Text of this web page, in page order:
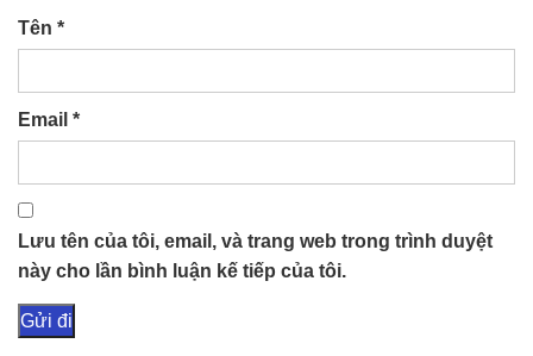
Tên *
Email *
Lưu tên của tôi, email, và trang web trong trình duyệt
này cho lần bình luận kế tiếp của tôi.